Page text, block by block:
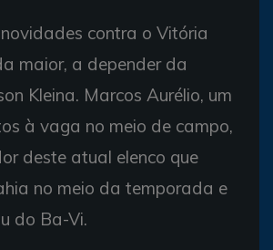
contra o Vitória
maior, a depender da
Kleina. Marcos Aurélio, um
à vaga no meio de campo,
deste atual elenco que
no meio da temporada e
do Ba-Vi.